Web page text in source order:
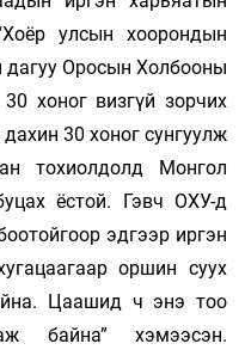
улсын хоорондын
дагуу Оросын Холбооны
хоног визгүй зорчих
30 хоног сунгуулж
тохиолдолд Монгол
ёстой. Гэвч ОХУ-д
эдгээр иргэн
оршин суух
Цаашид ч энэ тоо
байна” хэмээсэн.